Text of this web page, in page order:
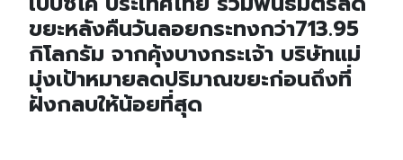
ขยะหลังคืนวันลอยกระทงกว่า713.95
กิโลกรัม จากคุ้งบางกระเจ้า บริษัทแม่
มุ่งเป้าหมายลดปริมาณขยะก่อนถึงที่
ฝังกลบให้น้อยที่สุด